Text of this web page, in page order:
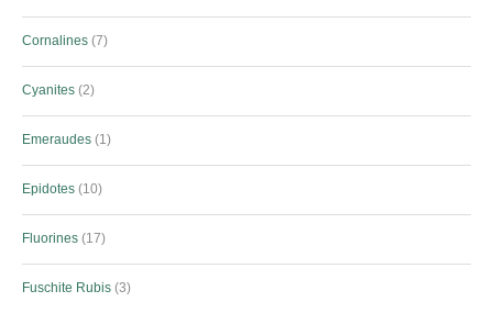
Cornalines 7
Cyanites 2
Emeraudes 1
Epidotes 10
Fluorines 17
Fuschite Rubis 3